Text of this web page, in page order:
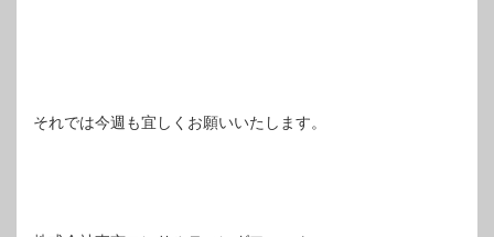
それでは今週も宜しくお願いいたします。